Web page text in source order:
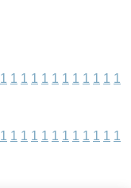
1 1 1 1 1 1 1 1 1 1 1 1
1 1 1 1 1 1 1 1 1 1 1 1